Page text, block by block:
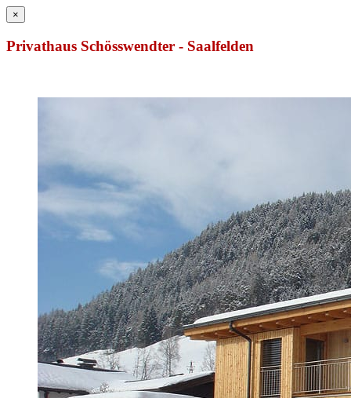
×
Privathaus Schösswendter - Saalfelden